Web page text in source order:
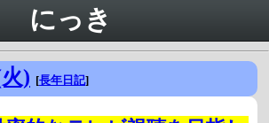
にっき
) [長年日記]